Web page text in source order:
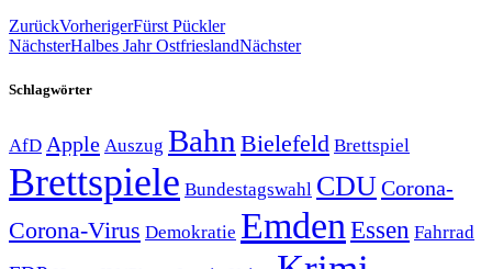
ZurückVorherigerFürst Pückler
NächsterHalbes Jahr OstfrieslandNächster
Schlagwörter
AfD Apple Auszug Bahn Bielefeld Brettspiel
Brettspiele Bundestagswahl CDUCorona-
Corona-Virus Demokratie Emden Essen Fahrrad